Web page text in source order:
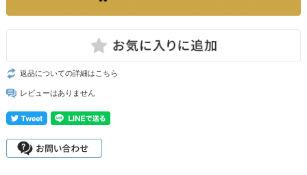
返品についての詳細はこちら
レビューはありません